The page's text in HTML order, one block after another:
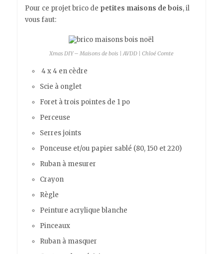
Pour ce projet brico de petites maisons de bois, il
vous faut:
Xmas DIY – Maisons de bois | AVDD | Chloé Comte
4 x 4 en cèdre
Scie à onglet
Foret à trois pointes de 1 po
Perceuse
Serres joints
Ponceuse et/ou papier sablé (80, 150 et 220)
Ruban à mesurer
Crayon
Règle
Peinture acrylique blanche
Pinceaux
Ruban à masquer